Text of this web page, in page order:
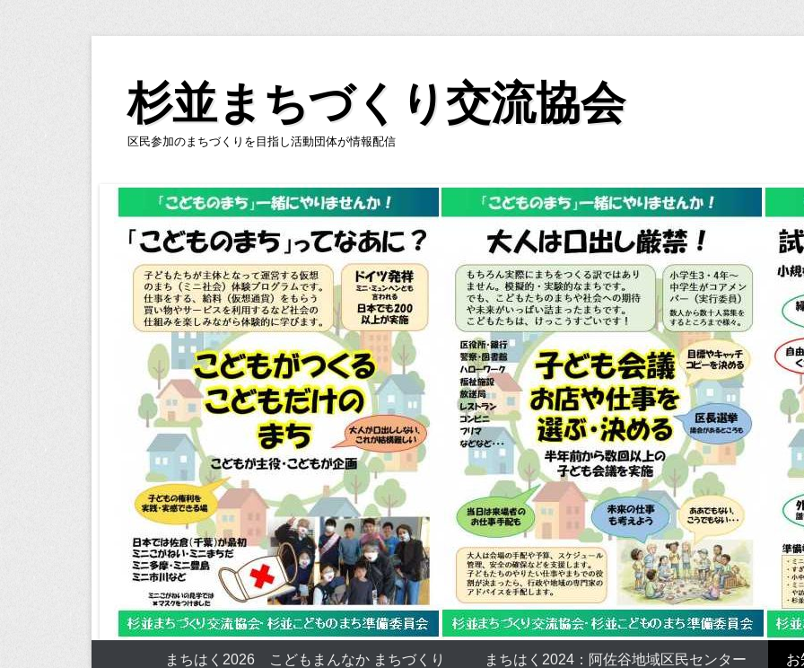
杉並まちづくり交流協会
区民参加のまちづくりを目指し活動団体が情報配信
まちはく2026 こどもまんなか まちづくり まちはく2024：阿佐谷地域区民センター お